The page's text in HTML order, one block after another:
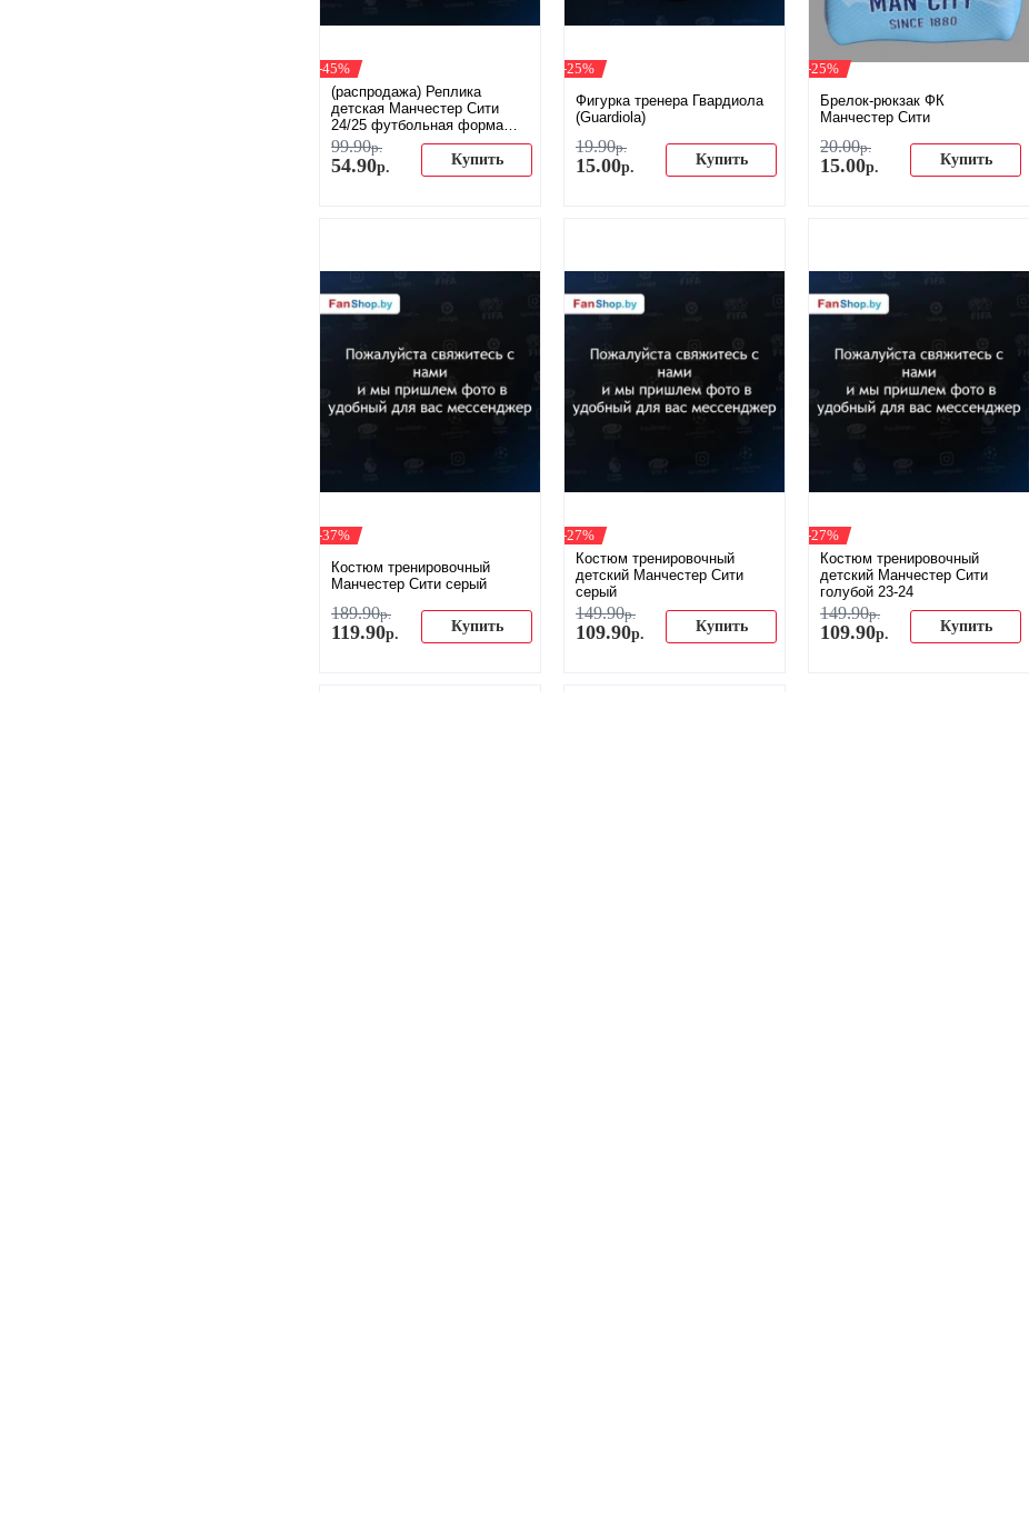
-45%
(распродажа) Реплика
детская Манчестер Сити
24/25 футбольная форма
домашняя
99.90р.
54.90р. Купить
-25%
Фигурка тренера Гвардиола
(Guardiola)
19.90р.
15.00р. Купить
-25%
Брелок-рюкзак ФК
Манчестер Сити
20.00р.
15.00р. Купить
-37%
Костюм тренировочный
Манчестер Сити серый
189.90р.
119.90р. Купить
-27%
Костюм тренировочный
детский Манчестер Сити
серый
149.90р.
109.90р. Купить
-27%
Костюм тренировочный
детский Манчестер Сити
голубой 23-24
149.90р.
109.90р. Купить